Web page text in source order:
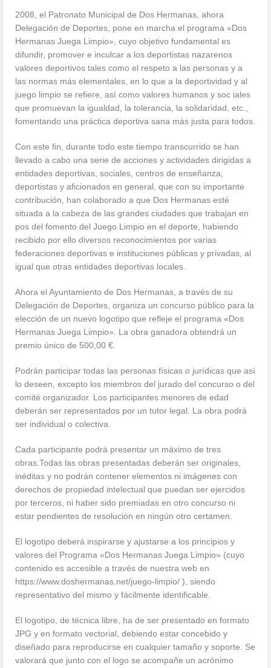
2008, el Patronato Municipal de Dos Hermanas, ahora
Delegación de Deportes, pone en marcha el programa «Dos
Hermanas Juega Limpio», cuyo objetivo fundamental es
difundir, promover e inculcar a los deportistas nazarenos
valores deportivos tales como el respeto a las personas y a
las normas más elementales, en lo que a la deportividad y al
juego limpio se refiere, así como valores humanos y soc iales
que promuevan la igualdad, la tolerancia, la solidaridad, etc.,
fomentando una práctica deportiva sana más justa para todos.
Con este fin, durante todo este tiempo transcurrido se han
llevado a cabo una serie de acciones y actividades dirigidas a
entidades deportivas, sociales, centros de enseñanza,
deportistas y aficionados en general, que con su importante
contribución, han colaborado a que Dos Hermanas esté
situada a la cabeza de las grandes ciudades que trabajan en
pos del fomento del Juego Limpio en el deporte, habiendo
recibido por ello diversos reconocimientos por varias
federaciones deportivas e instituciones públicas y privadas, al
igual que otras entidades deportivas locales.
Ahora el Ayuntamiento de Dos Hermanas, a través de su
Delegación de Deportes, organiza un concurso público para la
elección de un nuevo logotipo que refleje el programa «Dos
Hermanas Juega Limpio». La obra ganadora obtendrá un
premio único de 500,00 €.
Podrán participar todas las personas físicas o jurídicas que así
lo deseen, excepto los miembros del jurado del concurso o del
comité organizador. Los participantes menores de edad
deberán ser representados por un tutor legal. La obra podrá
ser individual o colectiva.
Cada participante podrá presentar un máximo de tres
obras.Todas las obras presentadas deberán ser originales,
inéditas y no podrán contener elementos ni imágenes con
derechos de propiedad intelectual que puedan ser ejercidos
por terceros, ni haber sido premiadas en otro concurso ni
estar pendientes de resolución en ningún otro certamen.
El logotipo deberá inspirarse y ajustarse a los principios y
valores del Programa «Dos Hermanas Juega Limpio» (cuyo
contenido es accesible a través de nuestra web en
https://www.doshermanas.net/juego-limpio/ ), siendo
representativo del mismo y fácilmente identificable.
El logotipo, de técnica libre, ha de ser presentado en formato
JPG y en formato vectorial, debiendo estar concebido y
diseñado para reproducirse en cualquier tamaño y soporte. Se
valorará que junto con el logo se acompañe un acrónimo